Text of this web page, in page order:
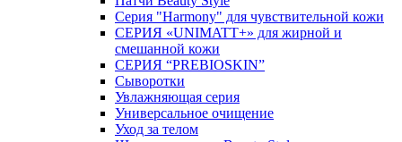
Серия "Harmony" для чувствительной кожи
СЕРИЯ «UNIMATT+» для жирной и
смешанной кожи
СЕРИЯ “PREBIOSKIN”
Сыворотки
Увлажняющая серия
Универсальное очищение
Уход за телом